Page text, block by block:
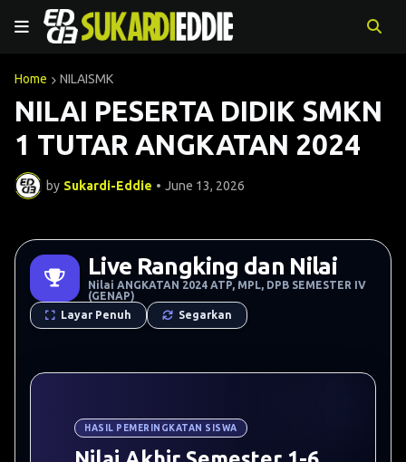
Home NILAISMK
NILAI PESERTA DIDIK SMKN
1 TUTAR ANGKATAN 2024
by Sukardi-Eddie • June 13, 2026
Live Rangking dan Nilai
Nilai ANGKATAN 2024 ATP, MPL, DPB SEMESTER IV
(GENAP)
Layar Penuh
Segarkan
HASIL PEMERINGKATAN SISWA